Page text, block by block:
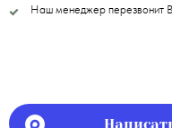
Наш менеджер перезвонит